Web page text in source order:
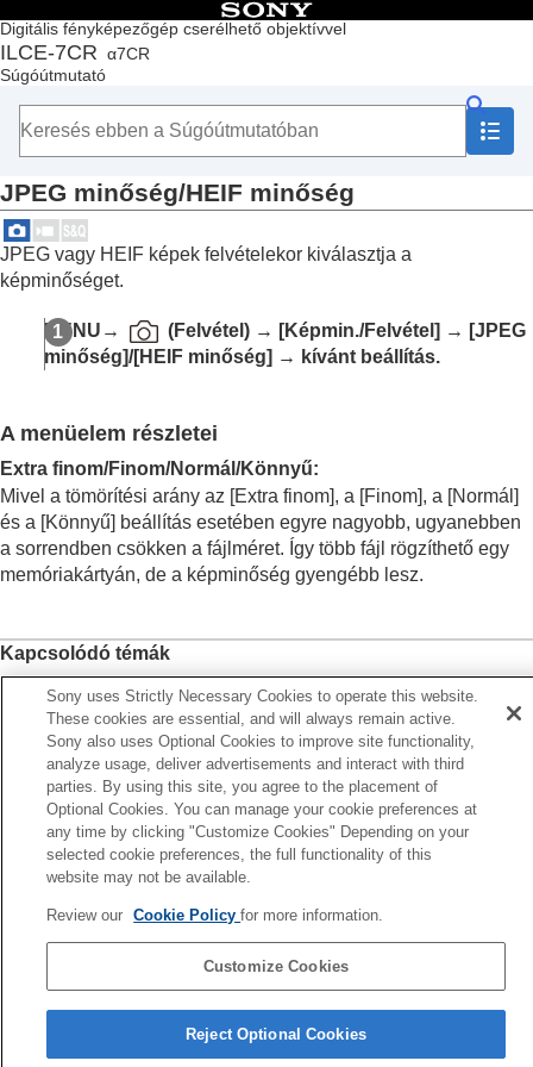
Digitális fényképezőgép cserélhető objektívvel
ILCE-7CR α7CR
Súgóútmutató
Tartalomjegyzék
Lap teteje
A „Súgóútmutató” használata
A fényképezőgép és a mellékelt tartozékok ellenőrzése
Alapvető műveletek
A fényképezőgép előkészítése / alapvető fényképezési
műveletek
Funkciók keresése a MENU-ben
A fényképezési funkciók használata
Felvételi mód választása
Kényelmes funkciók szelfivideók és vlogok
Témafelismerő AF
A fókuszállítási funkciók használata
Az expozíciós/fénymérési üzemmódok beállítása
Az ISO-érzékenység kiválasztása
Fehéregyensúly
Log felvétel beállítások
Effektusok adása a képekhez
(folyamatos felvétel/önkioldó)
Önkioldó(mozgókép)
Időköz felv. funk.
Fényképezés nagy felbontással
A képminőség és a felvételi formátum beállítása
Fájlformátum (állókép)
RAW fájl típus
JPEG/HEIF váltás
JPEG minőség/HEIF minőség
JPEG képméret/HEIF képméret
Méretarány
HLG-állóképek
Színtér
Fájlformátum (mozgókép)
Mozgókép-beáll.(mozgókép)
S&Q beállítások
Gyors. felv. beáll.
JPEG minőség/HEIF minőség
JPEG vagy HEIF képek felvételekor kiválasztja a
képminőséget.
MENU → (Felvétel ) → [Képmin./Felvétel] → [JPEG
minőség]/[HEIF minőség] → kívánt beállítás.
A menüelem részletei
Extra finom/Finom/Normál /Könnyű:
Mivel a tömörítési arány az [Extra finom], a [Finom], a [Normál]
és a [Könnyű] beállítás esetében egyre nagyobb, ugyanebben
a sorrendben csökken a fájlméret. Így több fájl rögzíthető egy
memóriakártyán, de a képminőség gyengébb lesz.
Kapcsolódó témák
Fájlformátum (állókép)
HEIF váltás
Következő
JPEG képméret/HEIF
TP1001414774
Nyelv választása oldal
5-054-924-75(3)
Sony uses Strictly Necessary Cookies to operate this website.
These cookies are essential, and will always remain active.
Sony also uses Optional Cookies to improve site functionality,
analyze usage, deliver advertisements and interact with third
parties. By using this site, you agree to the placement of
Optional Cookies. You can manage your cookie preferences at
any time by clicking "Customize Cookies" Depending on your
selected cookie preferences, the full functionality of this
website may not be available.
Review our Cookie Policyfor more information.
Customize Cookies
Reject Optional Cookies